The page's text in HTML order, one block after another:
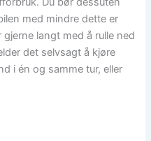
med mindre dette er
langt med å rulle ned
det selvsagt å kjøre
i én og samme tur, eller